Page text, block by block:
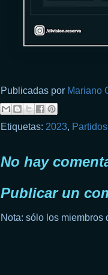
Publicadas por Mariano
Etiquetas: 2023, Partidos
No hay
Publicar un
Nota: sólo los miembros